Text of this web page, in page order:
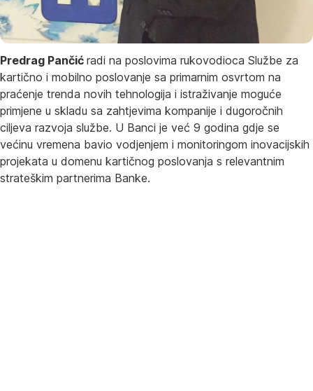
Predrag Pančić radi na poslovima rukovodioca Službe za
kartično i mobilno poslovanje sa primarnim osvrtom na
praćenje trenda novih tehnologija i istraživanje moguće
primjene u skladu sa zahtjevima kompanije i dugoročnih
ciljeva razvoja službe. U Banci je već 9 godina gdje se
većinu vremena bavio vodjenjem i monitoringom inovacijskih
projekata u domenu kartičnog poslovanja s relevantnim
strateškim partnerima Banke.